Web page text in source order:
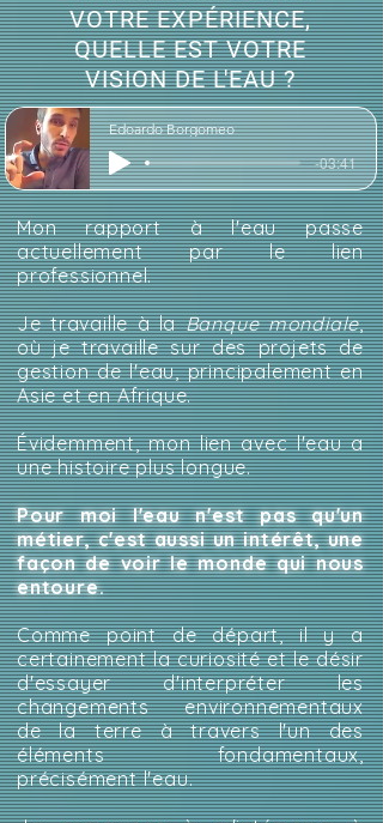
VOTRE EXPÉRIENCE,
QUELLE EST VOTRE
VISION DE L'EAU ?
Edoardo Borgomeo
-03:41
Mon rapport à l'eau passe
actuellement par le lien
professionnel.
Je travaille à laBanque mondiale,
où je travaille sur des projets de
gestion de l'eau, principalement en
Asie et en Afrique.
Évidemment, mon lien avec l'eau a
une histoire plus longue.
Pour moi l'eau n'est pas qu'un
métier, c'est aussi un intérêt, une
façon de voir le monde qui nous
entoure.
Comme point de départ, il y a
certainement la curiosité et le désir
d'essayer d'interpréter les
changements environnementaux
de la terre à travers l'un des
éléments fondamentaux,
précisément l'eau.